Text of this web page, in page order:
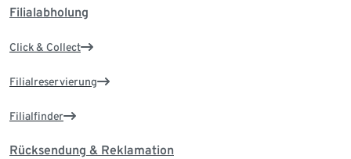
Filialabholung
Click & Collect
Filialreservierung
Filialfinder
Rücksendung & Reklamation